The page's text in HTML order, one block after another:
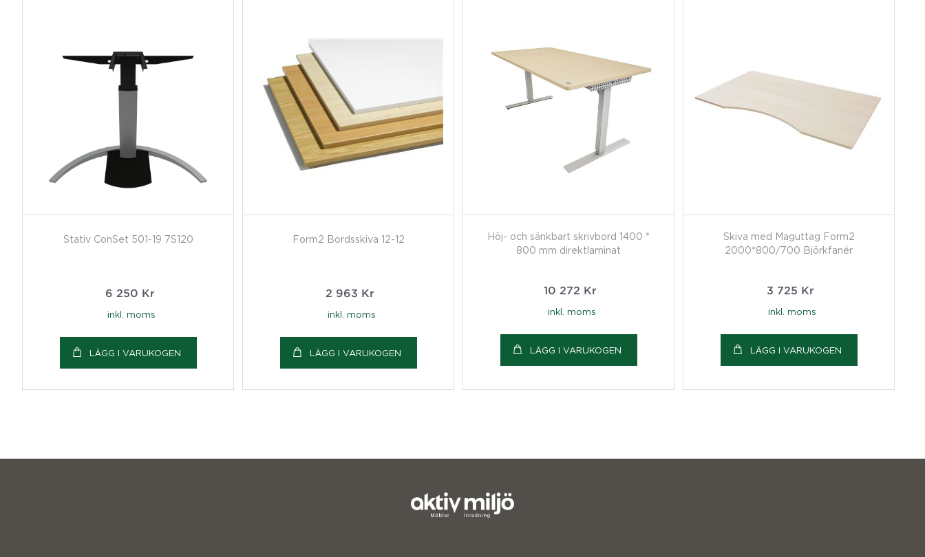
Stativ ConSet 501-19 7S120
6 250 Kr
inkl. moms
LÄGG I VARUKOGEN
Form2 Bordsskiva 12-12
2 963 Kr
inkl. moms
LÄGG I VARUKOGEN
Höj- och sänkbart skrivbord 1400 *
800 mm direktlaminat
10 272 Kr
inkl. moms
LÄGG I VARUKOGEN
Skiva med Maguttag Form2
2000*800/700 Björkfanér
3 725 Kr
inkl. moms
LÄGG I VARUKOGEN